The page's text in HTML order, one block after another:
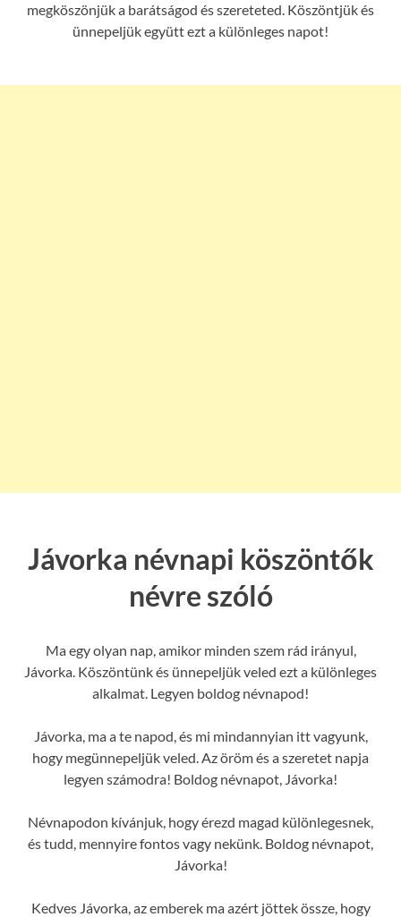
megköszönjük a barátságod és szereteted. Köszöntjük és
ünnepeljük együtt ezt a különleges napot!
Jávorka névnapi köszöntők
névre szóló
Ma egy olyan nap, amikor minden szem rád irányul,
Jávorka. Köszöntünk és ünnepeljük veled ezt a különleges
alkalmat. Legyen boldog névnapod!
Jávorka, ma a te napod, és mi mindannyian itt vagyunk,
hogy megünnepeljük veled. Az öröm és a szeretet napja
legyen számodra! Boldog névnapot, Jávorka!
Névnapodon kívánjuk, hogy érezd magad különlegesnek,
és tudd, mennyire fontos vagy nekünk. Boldog névnapot,
Jávorka!
Kedves Jávorka, az emberek ma azért jöttek össze, hogy